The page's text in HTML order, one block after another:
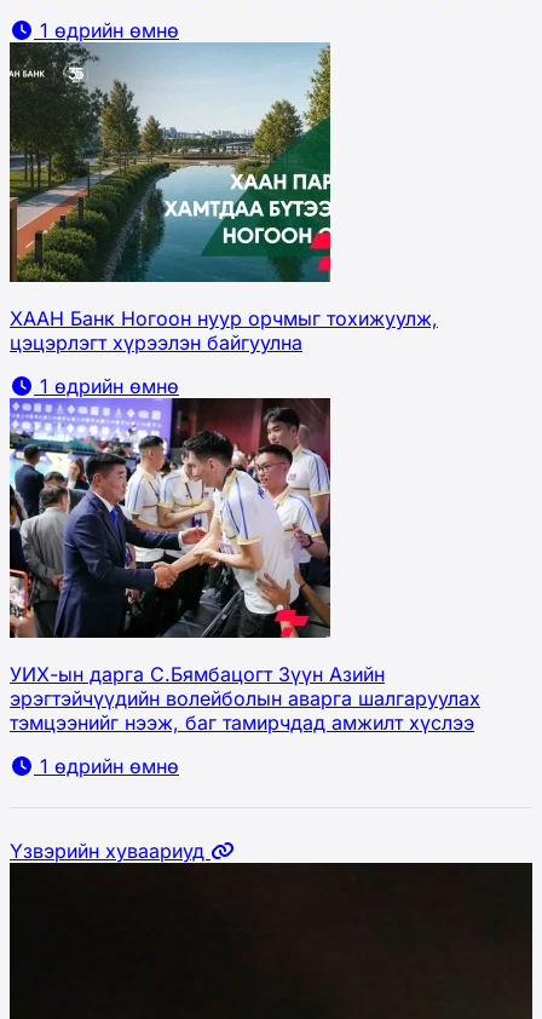
1 өдрийн өмнө
ХААН Банк Ногоон нуур орчмыг тохижуулж,
цэцэрлэгт хүрээлэн байгуулна
1 өдрийн өмнө
УИХ-ын дарга С.Бямбацогт Зүүн Азийн
эрэгтэйчүүдийн волейболын аварга шалгаруулах
тэмцээнийг нээж, баг тамирчдад амжилт хүслээ
1 өдрийн өмнө
Үзвэрийн хуваариуд